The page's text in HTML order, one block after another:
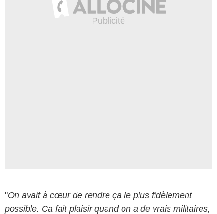
"On avait à cœur de rendre ça le plus fidèlement
possible. Ca fait plaisir quand on a de vrais militaires,